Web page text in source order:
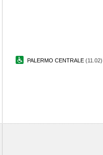
PALERMO CENTRALE (11.02)